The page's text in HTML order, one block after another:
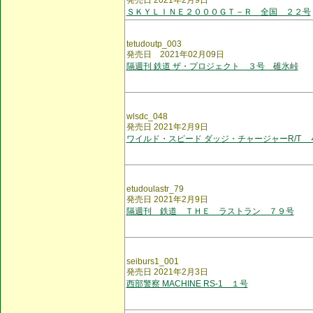
ＳＫＹＬＩＮＥ２０００ＧＴ－Ｒ 全国 ２２号
tetudoutp_003
発売日 2021年02月09日
隔週刊 鉄道 ザ・プロジェクト ３号 碓氷峠
wlsdc_048
発売日 2021年2月9日
ワイルド・スピード ダッジ・チャージャーR/T
etudoulastr_79
発売日 2021年2月9日
隔週刊 鉄道 ＴＨＥ ラストラン ７９号
seiburs1_001
発売日 2021年2月3日
西部警察 MACHINE RS-1 １号